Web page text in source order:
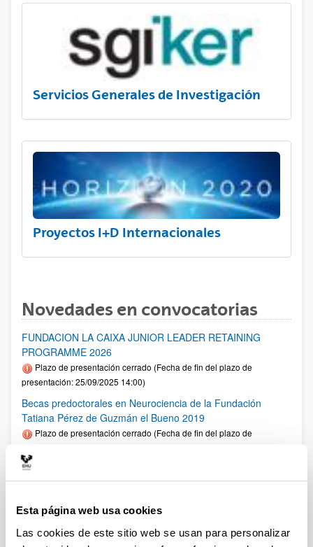
Esta página web usa cookies
Las cookies de este sitio web se usan para personalizar
Servicios Generales de Investigación
Proyectos I+D Internacionales
Novedades en convocatorias
FUNDACION LA CAIXA JUNIOR LEADER RETAINING
PROGRAMME 2026
Plazo de presentación cerrado (Fecha de fin del plazo de
presentación: 25/09/2025 14:00)
Becas predoctorales en Neurociencia de la Fundación
Tatiana Pérez de Guzmán el Bueno 2019
Plazo de presentación cerrado (Fecha de fin del plazo de
Fellows Gipuzkoa 2025
Plazo de presentación cerrado: 01/04/2025 - 12/05/2025 00:00
El plazo de presentación de solicitudes finaliza el 12/05/2025.
1er plazo interno UPV/EHU: 30/04/2025 (Ver resumen))